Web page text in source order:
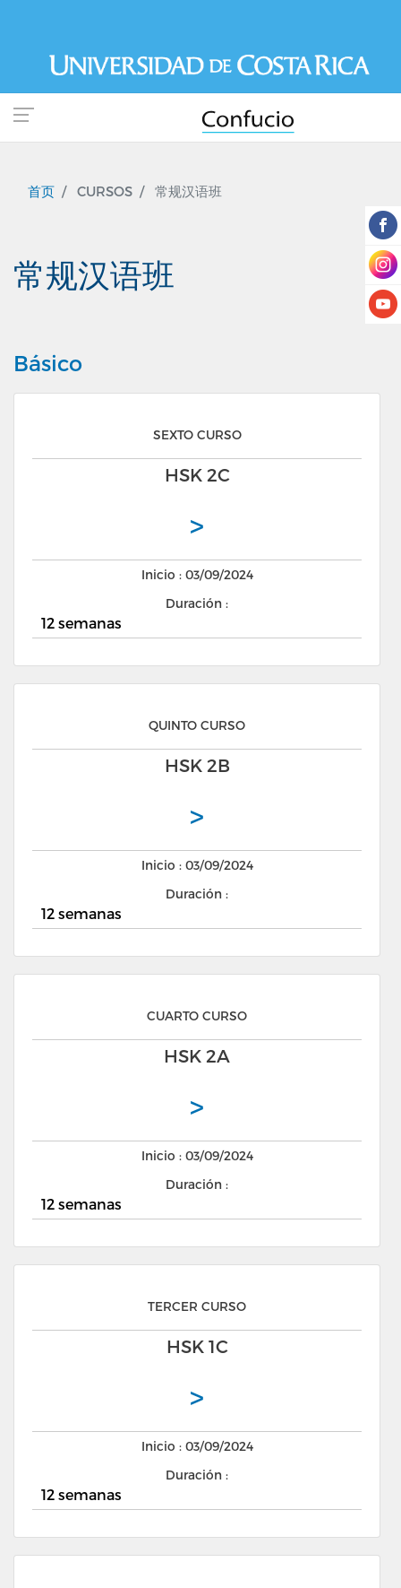
到
内
容
首页 CURSOS 常规汉语班
常规汉语班
Básico
SEXTO CURSO
HSK 2C
>
Inicio : 03/09/2024
Duración :
12 semanas
QUINTO CURSO
HSK 2B
>
Inicio : 03/09/2024
Duración :
12 semanas
CUARTO CURSO
HSK 2A
>
Inicio : 03/09/2024
Duración :
12 semanas
TERCER CURSO
HSK 1C
>
Inicio : 03/09/2024
Duración :
12 semanas